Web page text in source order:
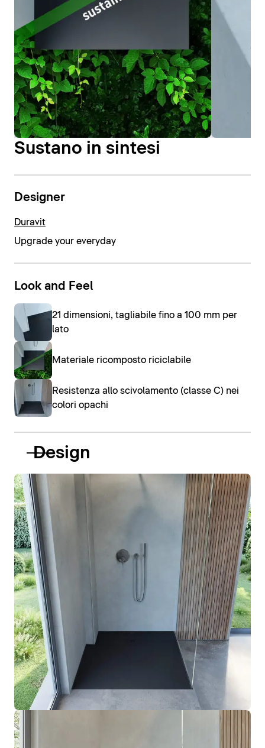
Sustano in sintesi
Designer
Duravit
Upgrade your everyday
Look and Feel
21 dimensioni, tagliabile fino a 100 mm per
lato
Materiale ricomposto riciclabile
Resistenza allo scivolamento (classe C) nei
colori opachi
Design